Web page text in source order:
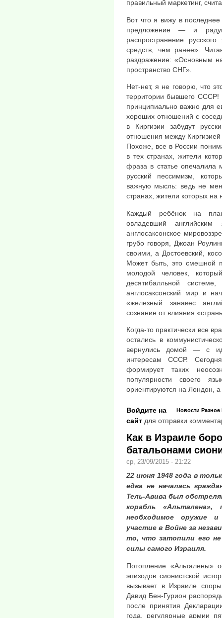
правильный маркетинг,
Вот что я вижу в
предложение — и
распространение
средств, чем ранее».
раздражение: «Основным
пространство СНГ».
Нет-нет, я не говорю, что
территории бывшего СССР!
принципиально важно для
хороших отношений с
в Киргизии забудут
отношения между Киргизией
Похоже, все в России
в тех странах, жители
фраза в статье опечалила
русский пессимизм,
важную мысль: ведь не
странах, жители которых на
Каждый ребёнок на
овладевший
англосаксонское
грубо говоря, Джоан
своими, а Достоевский,
Может быть, это смешной
молодой человек,
десятибалльной
англосаксонский мир и
«железный занавес
сознание от влияния
Когда-то практически все
остались в
вернулись домой — с
интересам СССР.
формирует таких
популярности своего
ориентируются на Лондон,
Новости Разное
Войдите на
сайт для отправки
Как в Израиле
батальонами
ср, 23/09/2015 - 21:22
22 июня 1948 года в
едва не началась
Тель-Авива был
корабль «Альталена»,
необходимое оружие и
участие в Войне за
то, что затопили его
силы самого Израиля.
Потопление «Альталены»
эпизодов сионистской
вызывает в Израиле
Давид Бен-Гурион
после принятия
года, регулярные армии